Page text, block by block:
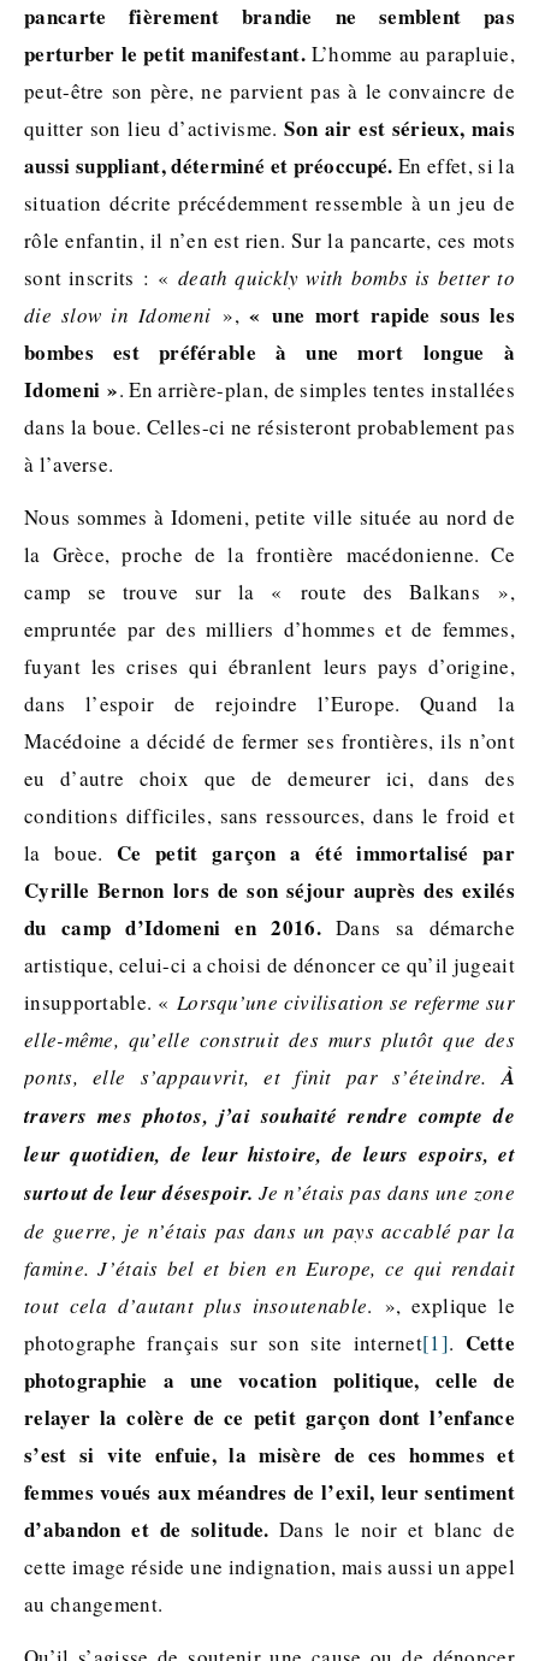
pancarte fièrement brandie ne semblent pas
perturber le petit manifestant. L’homme au parapluie,
peut-être son père, ne parvient pas à le convaincre de
quitter son lieu d’activisme.Son air est sérieux, mais
aussi suppliant, déterminé et préoccupé. En effet, si la
situation décrite précédemment ressemble à un jeu de
rôle enfantin, il n’en est rien. Sur la pancarte, ces mots
sont inscrits : « death quickly with bombs is better to
die slow in Idomeni »,« une mort rapide sous les
bombes est préférable à une mort longue à
Idomeni ». En arrière-plan, de simples tentes installées
dans la boue. Celles-ci ne résisteront probablement pas
à l’averse.
Nous sommes à Idomeni, petite ville située au nord de
la Grèce, proche de la frontière macédonienne. Ce
camp se trouve sur la « route des Balkans »,
empruntée par des milliers d’hommes et de femmes,
fuyant les crises qui ébranlent leurs pays d’origine,
dans l’espoir de rejoindre l’Europe. Quand la
Macédoine a décidé de fermer ses frontières, ils n’ont
eu d’autre choix que de demeurer ici, dans des
conditions difficiles, sans ressources, dans le froid et
la boue. Ce petit garçon a été immortalisé par
Cyrille Bernon lors de son séjour auprès des exilés
du camp d’Idomeni en 2016.Dans sa démarche
artistique, celui-ci a choisi de dénoncer ce qu’il jugeait
insupportable. « Lorsqu’une civilisation se referme sur
elle-même, qu’elle construit des murs plutôt que des
ponts, elle s’appauvrit, et finit par s’éteindre.À
travers mes photos, j’ai souhaité rendre compte de
leur quotidien, de leur histoire, de leurs espoirs, et
surtout de leur désespoir.Je n’étais pas dans une zone
de guerre, je n’étais pas dans un pays accablé par la
famine. J’étais bel et bien en Europe, ce qui rendait
tout cela d’autant plus insoutenable. », explique le
photographe français sur son site internet[1]. Cette
photographie a une vocation politique, celle de
relayer la colère de ce petit garçon dont l’enfance
s’est si vite enfuie, la misère de ces hommes et
femmes voués aux méandres de l’exil, leur sentiment
d’abandon et de solitude. Dans le noir et blanc de
cette image réside une indignation, mais aussi un appel
au changement.